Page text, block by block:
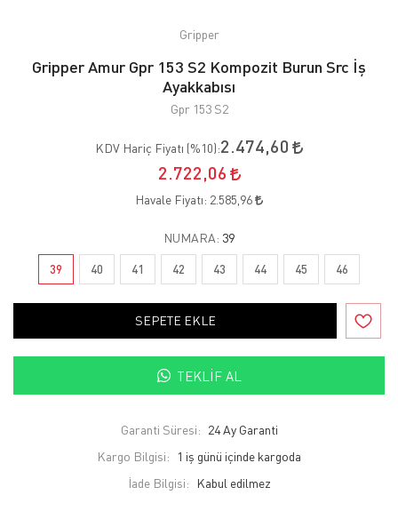
Gripper
Gripper Amur Gpr 153 S2 Kompozit Burun Src İş
Ayakkabısı
Gpr 153 S2
KDV Hariç Fiyatı (%10):2.474,60
2.722,06
Havale Fiyatı: 2.585,96
NUMARA: 39
39 40 41 42 43 44 45 46
SEPETE EKLE
TEKLIF AL
Garanti Süresi: 24 Ay Garanti
Kargo Bilgisi:
1 iş günü içinde kargoda
İade Bilgisi: